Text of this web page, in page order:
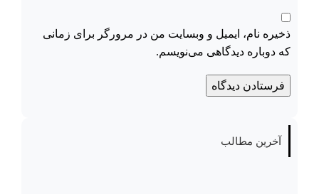
ذخیره نام، ایمیل و وبسایت من در مرورگر برای زمانی
که دوباره دیدگاهی می‌نویسم.
آخرین مطالب